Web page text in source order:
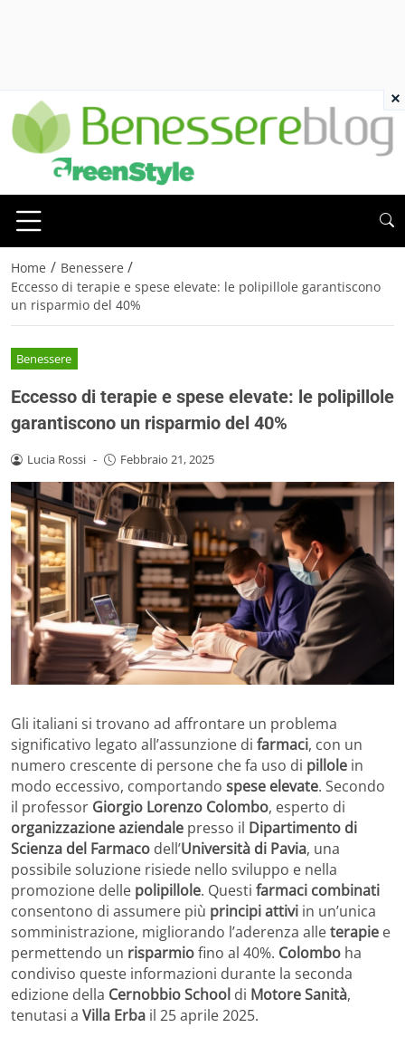
Home / Benessere /
Eccesso di terapie e spese elevate: le polipillole garantiscono
un risparmio del 40%
Benessere
Eccesso di terapie e spese elevate: le polipillole
garantiscono un risparmio del 40%
Lucia Rossi - Febbraio 21, 2025
Gli italiani si trovano ad affrontare un problema
significativo legato all’assunzione di farmaci, con un
numero crescente di persone che fa uso di pillole in
modo eccessivo, comportando spese elevate. Secondo
il professor Giorgio Lorenzo Colombo, esperto di
organizzazione aziendale presso il Dipartimento di
Scienza del Farmaco dell’Università di Pavia, una
possibile soluzione risiede nello sviluppo e nella
promozione delle polipillole. Questi farmaci combinati
consentono di assumere più principi attivi in un’unica
somministrazione, migliorando l’aderenza alleterapie e
permettendo un risparmiofino al 40%. Colombo ha
condiviso queste informazioni durante la seconda
edizione della Cernobbio School di Motore Sanità,
tenutasi a Villa Erba il 25 aprile 2025.
×